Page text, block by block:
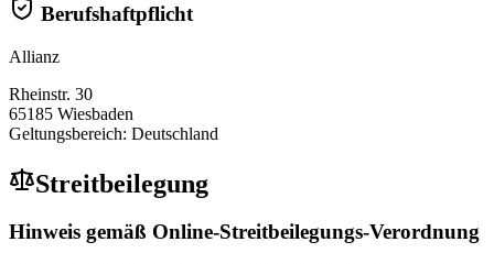
Berufshaftpflicht
Allianz
Rheinstr. 30
65185 Wiesbaden
Geltungsbereich: Deutschland
Streitbeilegung
Hinweis gemäß Online-Streitbeilegungs-Verordnung